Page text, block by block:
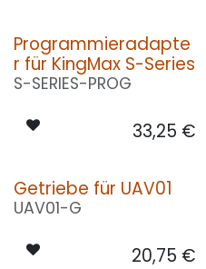
Programmieradapte
r für KingMax S-Series
S-SERIES-PROG
33,25 €
Getriebe für UAV01
UAV01-G
20,75 €